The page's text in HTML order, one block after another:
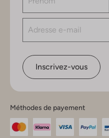
Inscrivez-vous
Méthodes de payement